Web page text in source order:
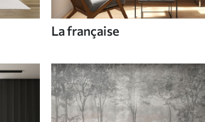
La française